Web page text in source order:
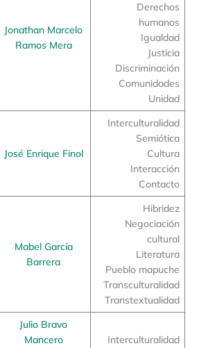
Jonathan Marcelo
Ramos Mera
Derechos
humanos
Igualdad
Justicia
Discriminación
Comunidades
Unidad
José Enrique Finol
Interculturalidad
Semiótica
Cultura
Interacción
Contacto
Mabel García
Barrera
Hibridez
Negociación
cultural
Literatura
Pueblo mapuche
Transculturalidad
Transtextualidad
Julio Bravo
Mancero
Interculturalidad